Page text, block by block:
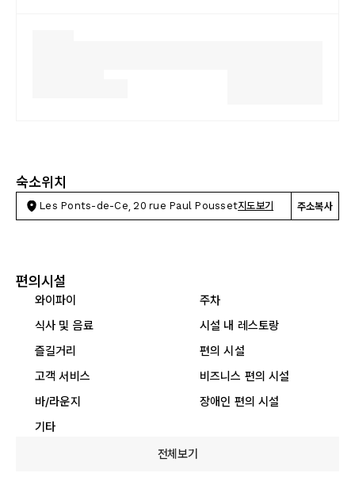
숙소위치
Les Ponts-de-Ce, 20 rue Paul Pousset지도보기 주소복사
편의시설
와이파이
주차
식사 및 음료
시설 내 레스토랑
즐길거리
편의 시설
고객 서비스
비즈니스 편의 시설
바/라운지
장애인 편의 시설
기타
전체보기